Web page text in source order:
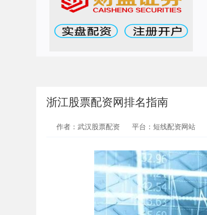
浙江股票配资网排名指南
作者：武汉股票配资 平台：短线配资网站